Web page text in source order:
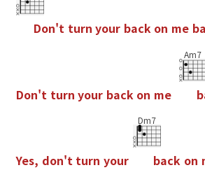
Don't turn your back on me ba
Don't turn your back on me
Am7
b
Yes, don't turn your
Dm7
back on